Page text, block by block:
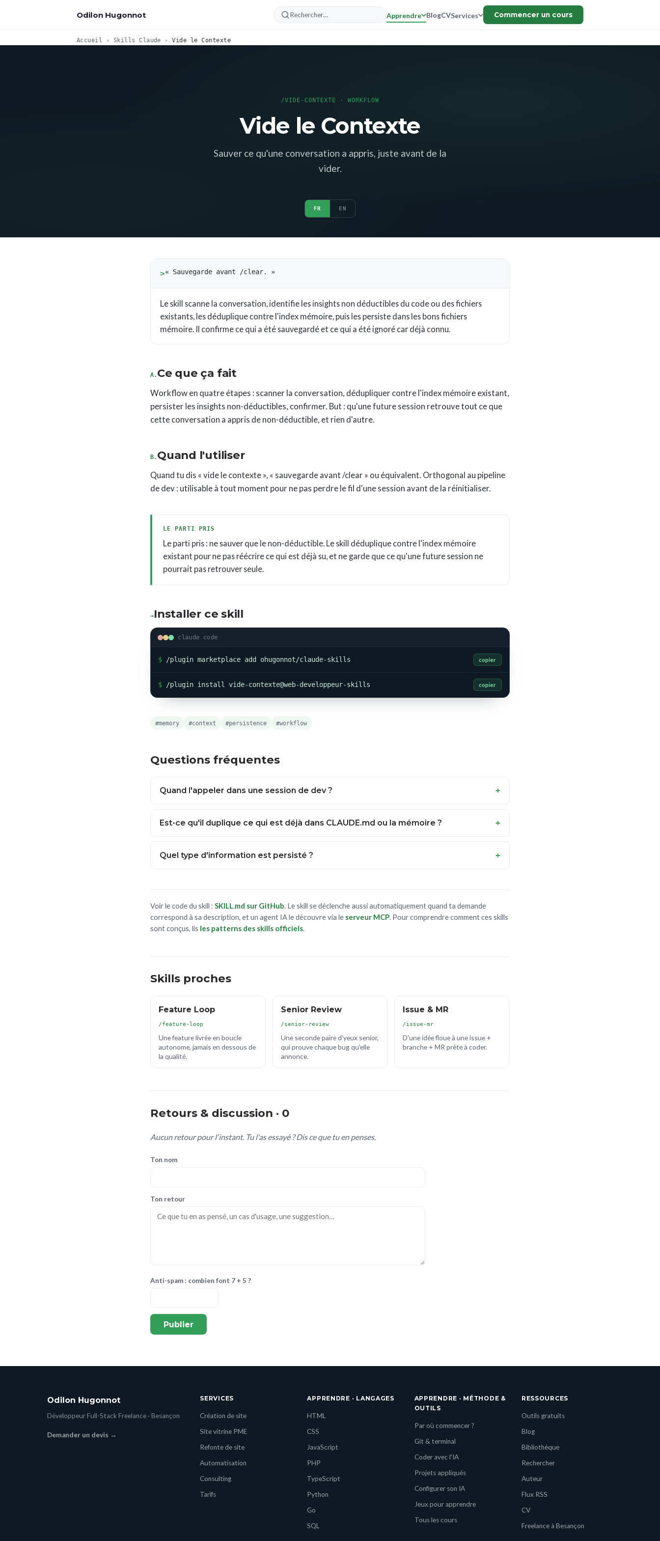
Odilon Hugonnot Apprendre BlogCVServices Commencer un cours
Accueil › Skills Claude › Vide le Contexte
/VIDE-CONTEXTE · WORKFLOW
Vide le Contexte
Sauver ce qu'une conversation a appris, juste avant de la
vider.
FR EN
>« Sauvegarde avant /clear. »
Le skill scanne la conversation, identifie les insights non déductibles du code ou des fichiers
existants, les déduplique contre l'index mémoire, puis les persiste dans les bons fichiers
mémoire. Il confirme ce qui a été sauvegardé et ce qui a été ignoré car déjà connu.
A. Ce que ça fait
Workflow en quatre étapes : scanner la conversation, dédupliquer contre l'index mémoire existant,
persister les insights non-déductibles, confirmer. But : qu'une future session retrouve tout ce que
cette conversation a appris de non-déductible, et rien d'autre.
B. Quand l'utiliser
Quand tu dis « vide le contexte », « sauvegarde avant /clear » ou équivalent. Orthogonal au pipeline
de dev : utilisable à tout moment pour ne pas perdre le fil d'une session avant de la réinitialiser.
LE PARTI PRIS
Le parti pris : ne sauver que le non-déductible. Le skill déduplique contre l'index mémoire
existant pour ne pas réécrire ce qui est déjà su, et ne garde que ce qu'une future session ne
pourrait pas retrouver seule.
→Installer ce skill
claude code
$ /plugin marketplace add ohugonnot/claude-skills copier
$ /plugin install vide-contexte@web-developpeur-skills copier
#memory #context #persistence #workflow
Questions fréquentes
Quand l'appeler dans une session de dev ?
Est-ce qu'il duplique ce qui est déjà dans CLAUDE.md ou la mémoire ?
Quel type d'information est persisté ?
Voir le code du skill : SKILL.md sur GitHub. Le skill se déclenche aussi automatiquement quand ta demande
correspond à sa description, et un agent IA le découvre via le serveur MCP. Pour comprendre comment ces skills
sont conçus, lis les patterns des skills officiels.
Skills proches
Feature Loop
/feature-loop
Une feature livrée en boucle
autonome, jamais en dessous de
la qualité.
Senior Review
/senior-review
Une seconde paire d'yeux senior,
qui prouve chaque bug qu'elle
annonce.
Issue & MR
/issue-mr
D'une idée floue à une issue +
branche + MR prête à coder.
Retours & discussion · 0
Aucun retour pour l'instant. Tu l'as essayé ? Dis ce que tu en penses.
Ton nom
Ton retour
Anti-spam : combien font 7 + 5 ?
Publier
Odilon Hugonnot
Développeur Full-Stack Freelance · Besançon
Demander un devis →
SERVICES
Création de site
Site vitrine PME
Refonte de site
Automatisation
Consulting
Tarifs
APPRENDRE · LANGAGES
HTML
CSS
JavaScript
PHP
TypeScript
Python
Go
SQL
APPRENDRE · MÉTHODE &
OUTILS
Par où commencer ?
Git & terminal
Coder avec l'IA
Projets appliqués
Configurer son IA
Jeux pour apprendre
Tous les cours
RESSOURCES
Outils gratuits
Blog
Bibliothèque
Rechercher
Auteur
Flux RSS
CV
Freelance à Besançon